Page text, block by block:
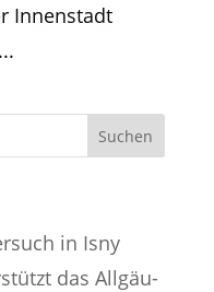
Innenstadt
in Isny
das Allgäu-